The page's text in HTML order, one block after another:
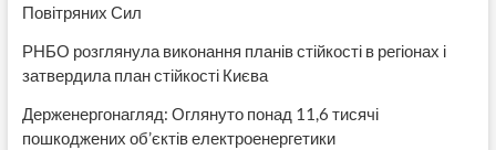
Повітряних Сил
РНБО розглянула виконання планів стійкості в регіонах і
затвердила план стійкості Києва
Держенергонагляд: Оглянуто понад 11,6 тисячі
пошкоджених об’єктів електроенергетики